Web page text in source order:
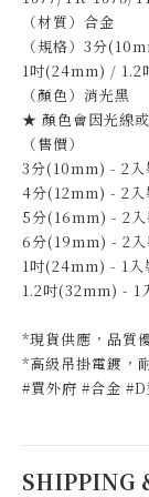
（材質）合金
（規格）3分
1吋(24mm) / 1.2
（顏色）消光黑
★ 顏色會因光線
（售價）
3分(10mm) - 2入
4分(12mm) - 2入
5分(16mm) - 2
6分(19mm) - 2入
1吋(24mm) - 1入
1.2吋(32mm) - 1
*現貨供應，品質
*高級吊掛電鍍，
#買外府 #合金
SHIPPING